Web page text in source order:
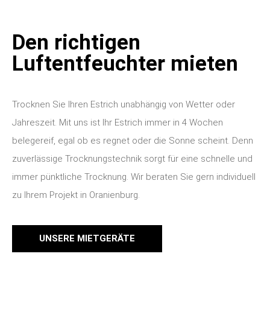
Den richtigen
Luftentfeuchter mieten
Trocknen Sie Ihren Estrich unabhängig von Wetter oder
Jahreszeit. Mit uns ist Ihr Estrich immer in 4 Wochen
belegereif, egal ob es regnet oder die Sonne scheint. Denn
zuverlässige Trocknungstechnik sorgt für eine schnelle und
immer pünktliche Trocknung. Wir beraten Sie gern individuell
zu Ihrem Projekt in Oranienburg.
UNSERE MIETGERÄTE